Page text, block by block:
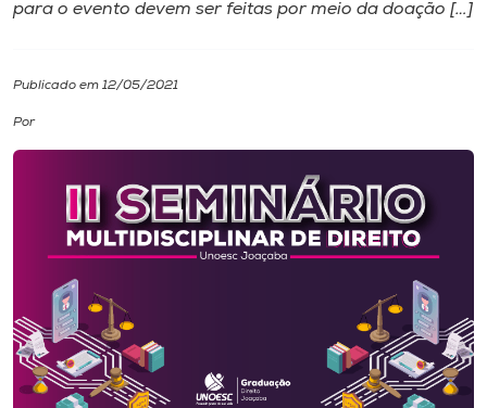
Editora
Rádio
Museu
para o evento devem ser feitas por meio da doação […]
Publicado em 12/05/2021
Por